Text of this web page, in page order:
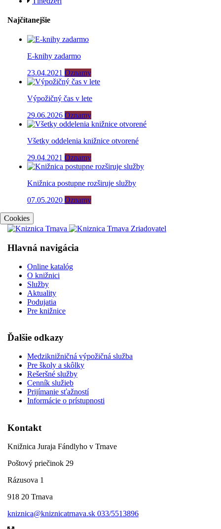
Najčítanejšie
E-knihy zadarmo
23.04.2021 Oznamy
Výpožičný čas v lete
29.06.2026 Oznamy
Všetky oddelenia knižnice otvorené
29.04.2021 Oznamy
Knižnica postupne rozširuje služby
07.05.2020 Oznamy
Cookies
Hlavná navigácia
Online katalóg
O knižnici
Služby
Aktuality
Podujatia
Pre knižnice
Ďalšie odkazy
Medziknižničná výpožičná služba
Pre školy a skôlky
Rešeršné služby
Cenník služieb
Prijímanie sťažností
Informácie o prístupnosti
Kontakt
Knižnica Juraja Fándlyho v Trnave
Poštový priečinok 29
Rázusova 1
918 20 Trnava
kniznica@kniznicatrnava.sk 033/5513896